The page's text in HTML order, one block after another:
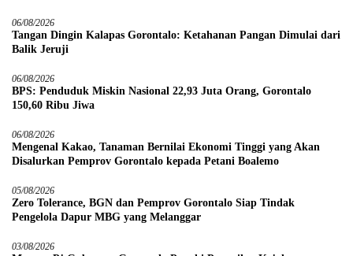
06/08/2026
Tangan Dingin Kalapas Gorontalo: Ketahanan Pangan Dimulai dari
Balik Jeruji
06/08/2026
BPS: Penduduk Miskin Nasional 22,93 Juta Orang, Gorontalo
150,60 Ribu Jiwa
06/08/2026
Mengenal Kakao, Tanaman Bernilai Ekonomi Tinggi yang Akan
Disalurkan Pemprov Gorontalo kepada Petani Boalemo
05/08/2026
Zero Tolerance, BGN dan Pemprov Gorontalo Siap Tindak
Pengelola Dapur MBG yang Melanggar
03/08/2026